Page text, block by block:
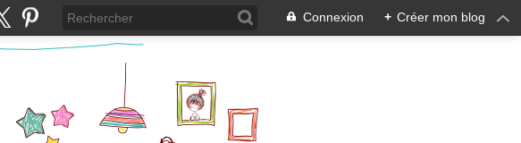
Connexion + Créer mon blog